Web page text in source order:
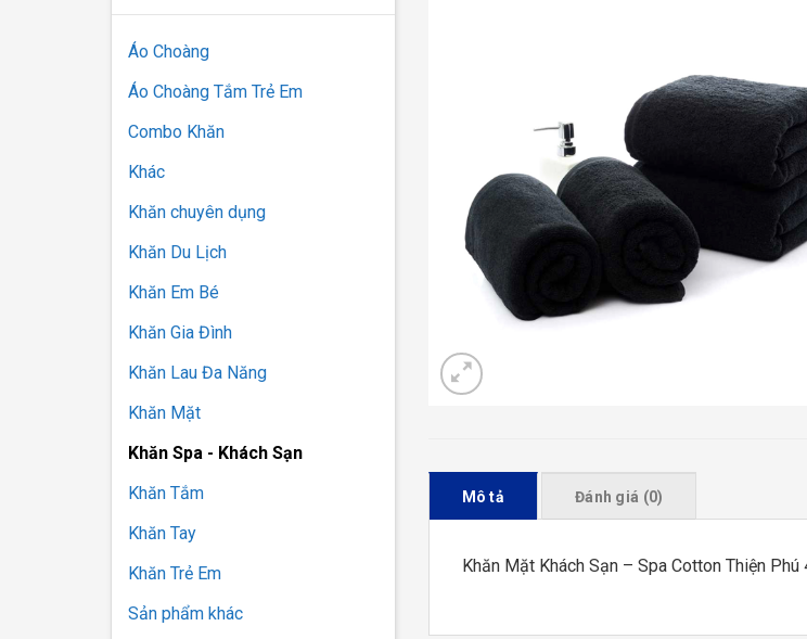
Áo Choàng
Áo Choàng Tắm Trẻ Em
Combo Khăn
Khác
Khăn chuyên dụng
Khăn Du Lịch
Khăn Em Bé
Khăn Gia Đình
Khăn Lau Đa Năng
Khăn Mặt
Khăn Spa - Khách Sạn
Khăn Tắm
Khăn Tay
Khăn Trẻ Em
Sản phẩm khác
Mô tả Đánh giá (0)
Khăn Mặt Khách Sạn – Spa Cotton Thiện